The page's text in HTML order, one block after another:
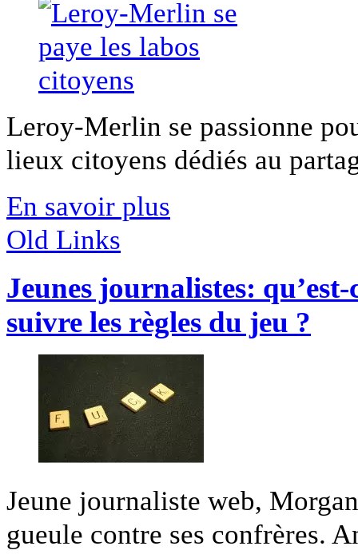
Leroy-Merlin se passionne
lieux citoyens dédiés au
En savoir plus
Old Links
Jeunes journalistes:
suivre les règles du jeu ?
Jeune journaliste web,
gueule contre ses confrères.